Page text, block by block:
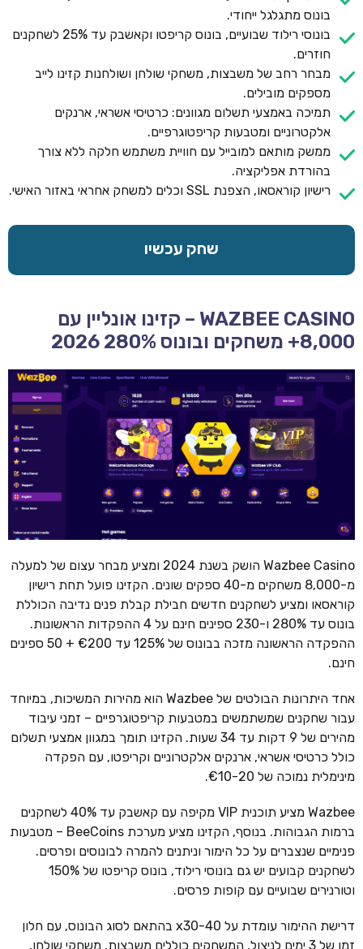
בונוס מתגלגל ייחודי.
בונוסי רילוד שבועיים, בונוס קריפטו וקאשבק עד 25% לשחקנים
חוזרים.
מבחר רחב של משבצות, משחקי שולחן ושולחנות קזינו לייב
מספקים מובילים.
תמיכה באמצעי תשלום מגוונים: כרטיסי אשראי, ארנקים
אלקטרוניים ומטבעות קריפטוגרפיים.
ממשק מותאם למובייל עם חוויית משתמש חלקה ללא צורך
בהורדת אפליקציה.
רישיון קוראסאו, הצפנת SSL וכלים למשחק אחראי באזור האישי.
שחק עכשיו
WAZBEE CASINO – קזינו אונליין עם
8,000+ משחקים ובונוס 280% 2026
Wazbee Casino הושק בשנת 2024 ומציע מבחר עצום של למעלה
מ-8,000 משחקים מ-40 ספקים שונים. הקזינו פועל תחת רישיון
קוראסאו ומציע לשחקנים חדשים חבילת קבלת פנים נדיבה הכוללת
בונוס עד 280% ו-230 ספינים חינם על 4 ההפקדות הראשונות.
ההפקדה הראשונה מזכה בבונוס של 125% עד €200 + 50 ספינים
חינם.
אחד היתרונות הבולטים של Wazbee הוא מהירות המשיכות, במיוחד
עבור שחקנים שמשתמשים במטבעות קריפטוגרפיים – זמני עיבוד
מהירים של 9 דקות עד 34 שעות. הקזינו תומך במגוון אמצעי תשלום
כולל כרטיסי אשראי, ארנקים אלקטרוניים וקריפטו, עם הפקדה
מינימלית נמוכה של €10-20.
Wazbee מציע תוכנית VIP מקיפה עם קאשבק עד 40% לשחקנים
ברמות הגבוהות. בנוסף, הקזינו מציע מערכת BeeCoins – מטבעות
פנימיים שנצברים על כל הימור וניתנים להמרה לבונוסים ופרסים.
לשחקנים קבועים יש גם בונוסי רילוד, בונוס קריפטו של 150%
וטורנירים שבועיים עם קופות פרסים.
דרישת ההימור עומדת על x30-40 בהתאם לסוג הבונוס, עם חלון
זמן של 3 ימים לניצול. המשחקים כוללים משבצות, משחקי שולחן,